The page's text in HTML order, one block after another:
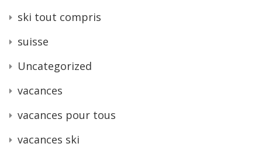
ski tout compris
suisse
Uncategorized
vacances
vacances pour tous
vacances ski